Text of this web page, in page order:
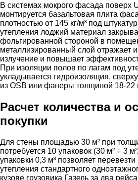
В системах мокрого фасада поверх
монтируется базальтовая плита
плотностью от 145 кг/м³ под
утепления лоджий материал
фольгированной стороной в
металлизированный слой отражает
излучение и повышает
При изоляции полов по лагам под
укладывается гидроизоляция,
из OSB или фанеры толщиной 18-22
Расчет количества и
покупки
Для стены площадью 30 м² при
потребуется 10 упаковок (30 м² ÷ 3
упаковки 0,3 м³ позволяет
утепления стандартного
кузове грузовика Газель за два